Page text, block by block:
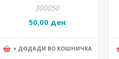
300050
50,00 ден
+ ДОДАДИ ВО КОШНИЧКА